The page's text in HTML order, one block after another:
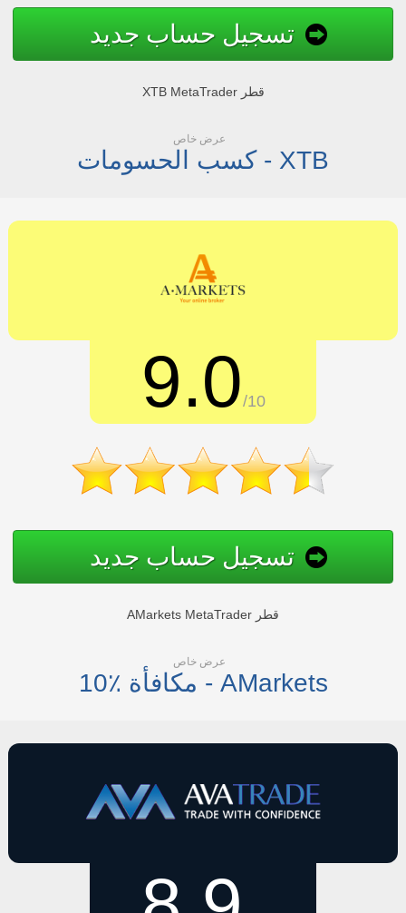
تسجيل حساب جديد
XTB MetaTrader قطر
عرض خاص
كسب الحسومات - XTB
9.0/10
تسجيل حساب جديد
AMarkets MetaTrader قطر
عرض خاص
10٪ مكافأة - AMarkets